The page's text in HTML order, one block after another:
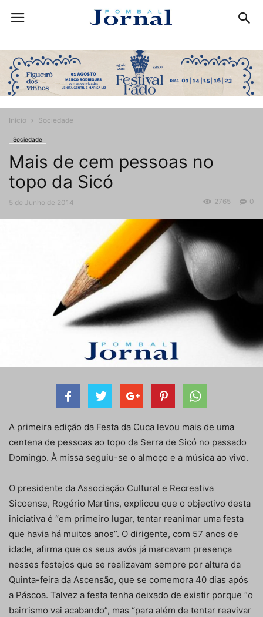
Início Sociedade
Sociedade
Mais de cem pessoas no
topo da Sicó
5 de Junho de 2014 0
2765
A primeira edição da Festa da Cuca levou mais de uma
centena de pessoas ao topo da Serra de Sicó no passado
Domingo. À missa seguiu-se o almoço e a música ao vivo.
O presidente da Associação Cultural e Recreativa
Sicoense, Rogério Martins, explicou que o objectivo desta
iniciativa é “em primeiro lugar, tentar reanimar uma festa
que havia há muitos anos”. O dirigente, com 57 anos de
idade, afirma que os seus avós já marcavam presença
nesses festejos que se realizavam sempre por altura da
Quinta-feira da Ascensão, que se comemora 40 dias após
a Páscoa. Talvez a festa tenha deixado de existir porque “o
bairrismo vai acabando”, mas “para além de tentar reavivar